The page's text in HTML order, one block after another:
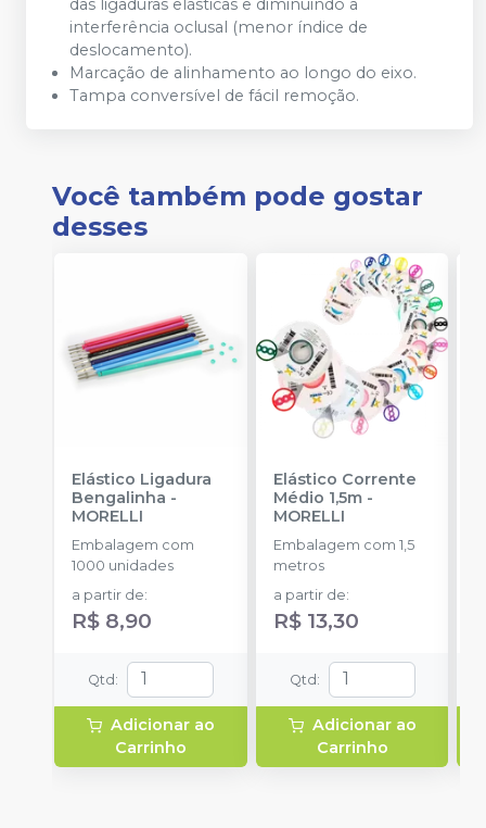
das ligaduras elásticas e diminuindo a
interferência oclusal (menor índice de
deslocamento).
Marcação de alinhamento ao longo do eixo.
Tampa conversível de fácil remoção.
Você também pode gostar
desses
Elástico Ligadura
Bengalinha -
MORELLI
Embalagem com
1000 unidades
a partir de:
R$ 8,90
Qtd :
Adicionar ao
Carrinho
Elástico Corrente
Médio 1,5m-
MORELLI
Embalagem com 1,5
metros
a partir de:
R$ 13,30
Qtd :
Adicionar ao
Carrinho